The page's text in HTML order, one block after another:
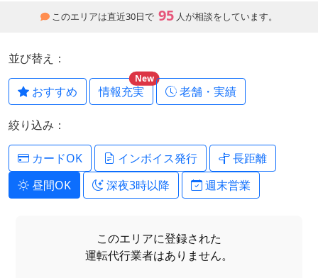
このエリアは直近30日で 95 人が相談をしています。
並び替え：
おすすめ 情報充実
New
老舗・実績
絞り込み：
カードOK インボイス発行
長距離
昼間OK
深夜3時以降 週末営業
このエリアに登録された
運転代行業者はありません。